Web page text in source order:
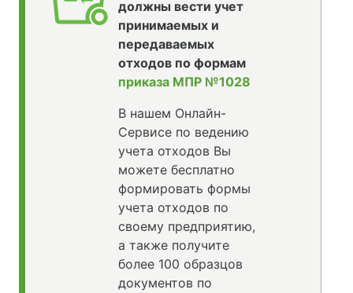
должны вести учет
принимаемых и
передаваемых
отходов по формам
приказа МПР №1028
В нашем Онлайн-
Сервисе по ведению
учета отходов Вы
можете бесплатно
формировать формы
учета отходов по
своему предприятию,
а также получите
более 100 образцов
документов по